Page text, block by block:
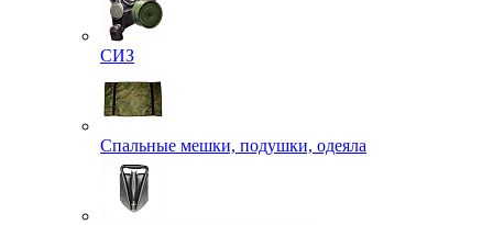
СИЗ
Спальные мешки, подушки, одеяла